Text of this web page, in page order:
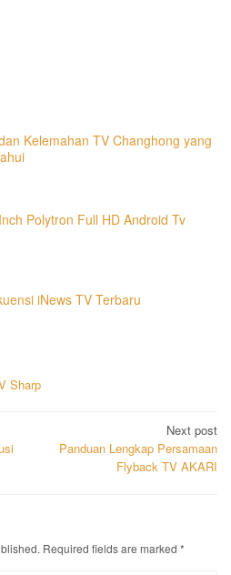
Kelemahan TV Changhong yang
Polytron Full HD Android Tv
iNews TV Terbaru
Sharp
Next post
Panduan Lengkap Persamaan
Flyback TV AKARI
Required fields are marked *